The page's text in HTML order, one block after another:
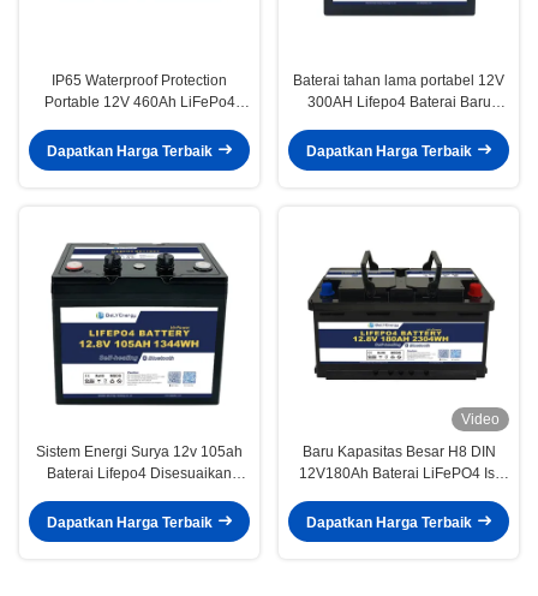
IP65 Waterproof Protection
Portable 12V 460Ah LiFePo4
Mobil
Dapatkan Harga Terbaik
Baterai tahan lama portabel 12V
300AH Lifepo4 Baterai Baru
Dapatkan Harga Terbaik
Sistem Energi Surya 12v 105ah
Baterai Lifepo4 Disesuaikan
Dapatkan Harga Terbaik
Video
Baru Kapasitas Besar H8 DIN
12V180Ah Baterai LiFePO4 Isi
Dapatkan Harga Terbaik